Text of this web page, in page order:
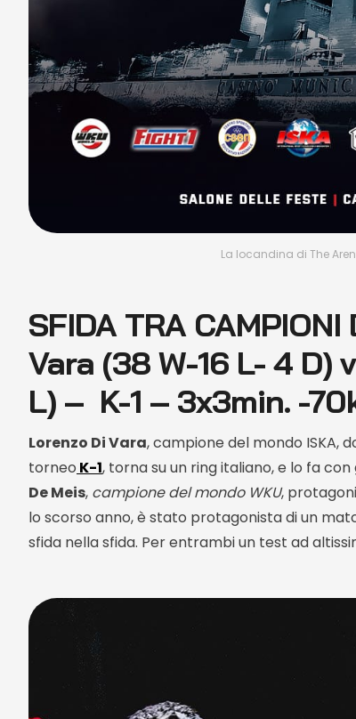
La locandina di The
SFIDA TRA
Vara (38 W-16 L- 4 D)
L) – K-1 – 3x3min. -
Lorenzo Di Vara, campione del mondo ISKA,
torneo K-1, torna su un ring italiano, e lo fa
De Meis, campione del mondo WKU,
lo scorso anno, è stato protagonista di un
sfida nella sfida. Per entrambi un test ad